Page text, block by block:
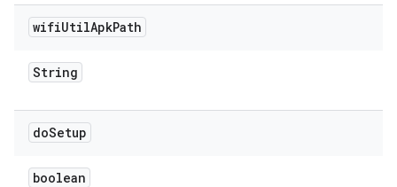
wifiUtilApkPath
String
doSetup
boolean